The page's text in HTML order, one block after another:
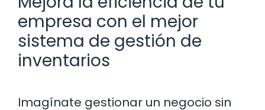
empresa con el mejor
sistema de gestión de
inventarios
Imagínate gestionar un negocio sin